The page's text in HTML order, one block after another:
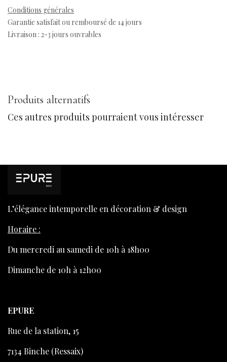
Conditions générales
Garantie satisfait ou remboursé de 14 jours
Livraison : 2-3 jours ouvrables
Produits alternatifs
Ces autres produits pourraient vous intéresser
L’élégance intemporelle en décoration & design
Horaire :
Du mercredi au samedi de 10h à 18h00
Dimanche de 10h à 12h00
EPURE
Rue de la station, 15
7134 Binche (Ressaix)